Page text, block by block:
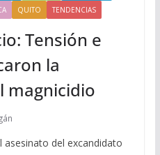
QUITO TENDENCIAS
Tensión e
la
magnicidio
asesinato del excandidato